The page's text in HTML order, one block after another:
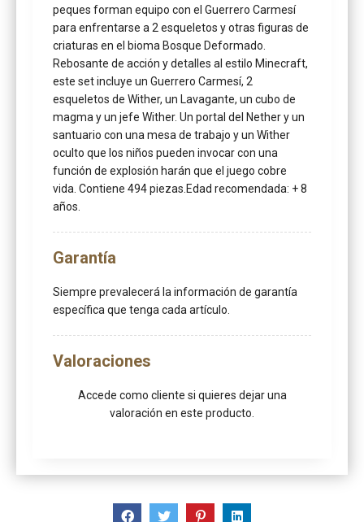
peques forman equipo con el Guerrero Carmesí
para enfrentarse a 2 esqueletos y otras figuras de
criaturas en el bioma Bosque Deformado.
Rebosante de acción y detalles al estilo Minecraft,
este set incluye un Guerrero Carmesí, 2
esqueletos de Wither, un Lavagante, un cubo de
magma y un jefe Wither. Un portal del Nether y un
santuario con una mesa de trabajo y un Wither
oculto que los niños pueden invocar con una
función de explosión harán que el juego cobre
vida. Contiene 494 piezas.Edad recomendada: + 8
años.
Garantía
Siempre prevalecerá la información de garantía
específica que tenga cada artículo.
Valoraciones
Accede como cliente si quieres dejar una
valoración en este producto.